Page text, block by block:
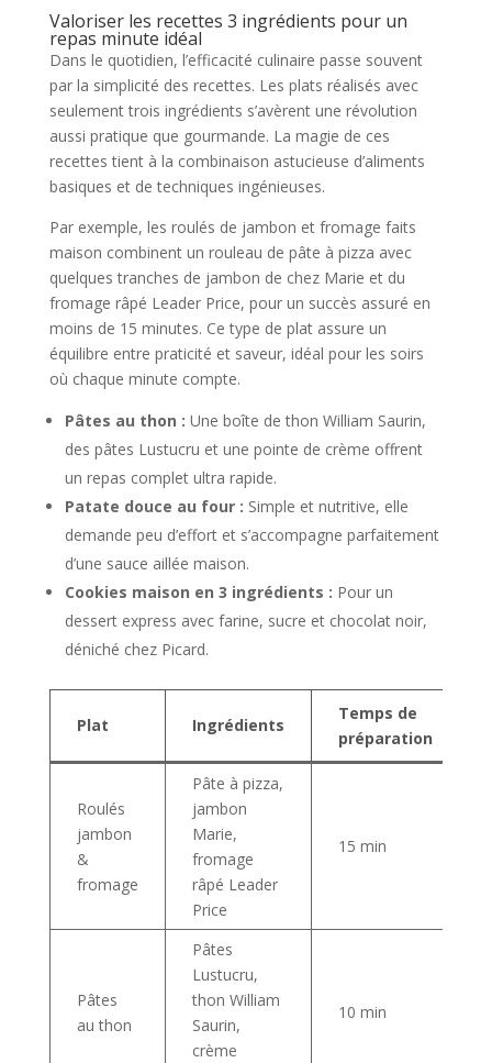
Valoriser les recettes 3 ingrédients pour un
repas minute idéal
Dans le quotidien, l’efficacité culinaire passe souvent
par la simplicité des recettes. Les plats réalisés avec
seulement trois ingrédients s’avèrent une révolution
aussi pratique que gourmande. La magie de ces
recettes tient à la combinaison astucieuse d’aliments
basiques et de techniques ingénieuses.
Par exemple, les roulés de jambon et fromage faits
maison combinent un rouleau de pâte à pizza avec
quelques tranches de jambon de chez Marie et du
fromage râpé Leader Price, pour un succès assuré en
moins de 15 minutes. Ce type de plat assure un
équilibre entre praticité et saveur, idéal pour les soirs
où chaque minute compte.
Pâtes au thon : Une boîte de thon William Saurin,
des pâtes Lustucru et une pointe de crème offrent
un repas complet ultra rapide.
Patate douce au four : Simple et nutritive, elle
demande peu d’effort et s’accompagne parfaitement
d’une sauce aillée maison.
Cookies maison en 3 ingrédients : Pour un
dessert express avec farine, sucre et chocolat noir,
déniché chez Picard.
Plat Ingrédients
Temps de
préparation
Roulés
jambon
&
fromage
Pâte à pizza,
jambon
Marie,
fromage
râpé Leader
Price
15 min
Pâtes
au thon
Pâtes
Lustucru,
thon William
Saurin,
crème
10 min